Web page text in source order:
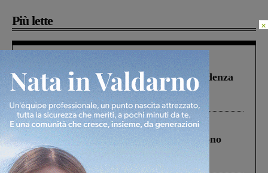
Più lette
Piscina di Figline finanziata oltre la scadenza
Pnrr, il gruppo di Fratelli d’Italia: “Un
ringraziamento al Governo”
Cronaca 4 Agosto 2026
Un anno fa la strage in A1 in cui morirono
Gianni, Giulia e Franco. Lo schianto, il
processo, lo stop ai sorpassi fra tir....
×